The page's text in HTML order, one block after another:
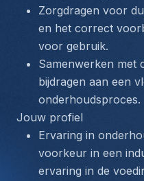
Zorgdragen voor
en het correct
voor gebruik.
Samenwerken met
bijdragen aan een
onderhoudsproces.
Jouw profiel
Ervaring in
voorkeur in een
ervaring in de